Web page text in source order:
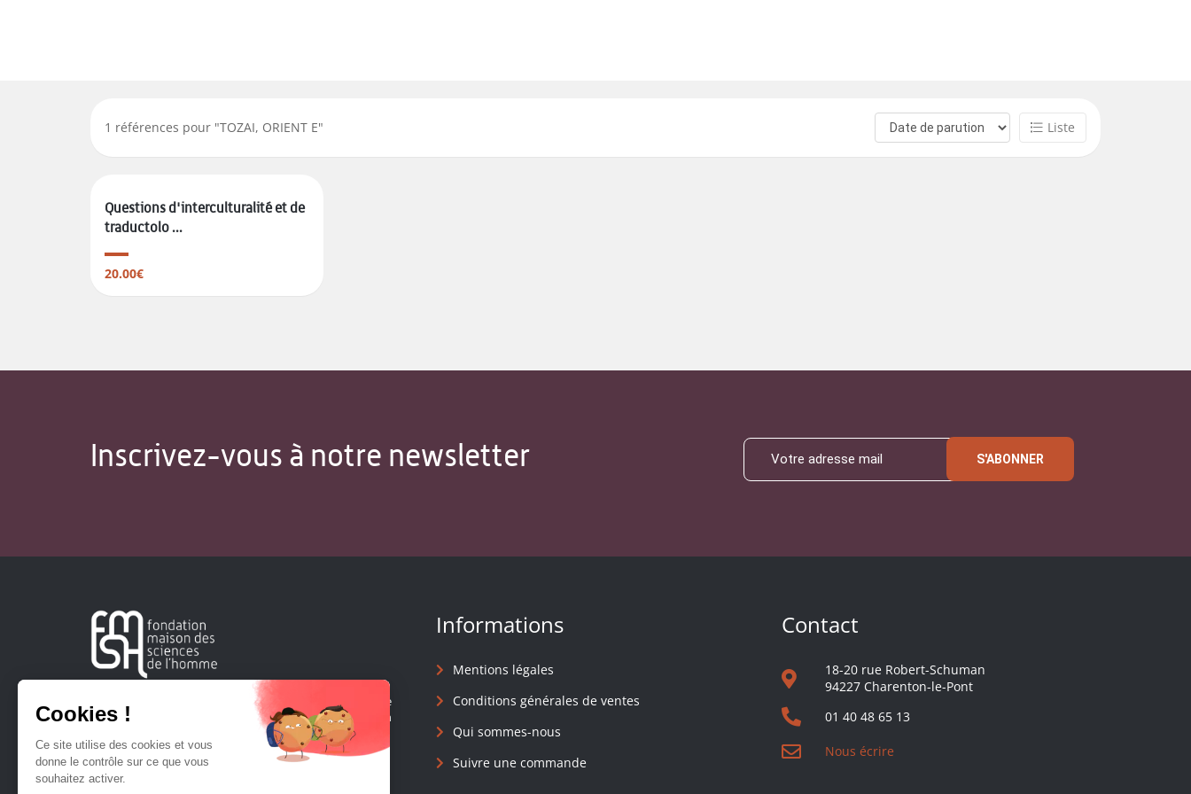
1 références pour "TOZAI, ORIENT E" Liste
Questions d'interculturalité et de
traductolo ...
20.00€
Inscrivez-vous à notre newsletter S'ABONNER
Créée en 1963, la Fondation Maison Sciences de l'Homme
soutient la recherche et la diffusion des connaissances en
Informations
Mentions légales
Conditions générales de ventes
Qui sommes-nous
Suivre une commande
Contact
18-20 rue Robert-Schuman
94227 Charenton-le-Pont
01 40 48 65 13
Nous écrire